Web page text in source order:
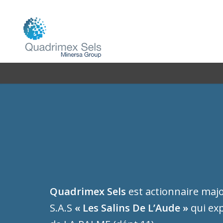
Quadrimex Sels est actionnaire
S.A.S « Les Salins De L’Aude » qui